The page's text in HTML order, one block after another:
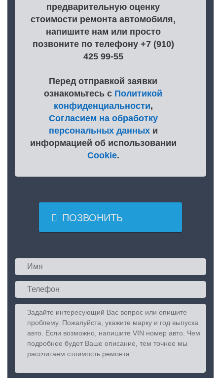
предварительную оценку
стоимости ремонта автомобиля,
напишите нам или просто
позвоните по телефону +7 (910)
425 99-55
Перед отправкой заявки
ознакомьтесь с Политикой
конфиденциальности,
Согласием на обработку
персональных данныхи
информацией об использовании
Cookie.
 ПОЗВОНИТЬ